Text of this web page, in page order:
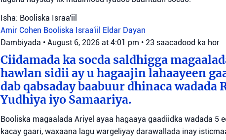
Isha: Booliska Israa'iil
Amir Cohen Booliska Israa'iil Eldar Dayan
Dambiyada • August 6, 2026 at 4:01 pm • 23 saacadood ka hor
Ciidamada ka socda saldhigga
hawlan sidii ay u hagaajin lahaayeen
dab qabsaday baabuur dhinaca wadada
Yudhiya iyo Samaariya.
Booliska magaalada Ariyel ayaa hagaaya gaadiidka wadada 5
kacay gaari, waxaana lagu wargeliyay darawallada inay